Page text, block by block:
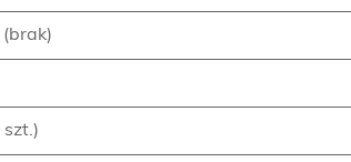
(brak)
szt.)